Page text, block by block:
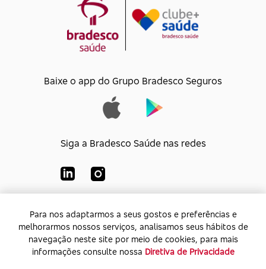
Para nos adaptarmos a seus gostos e preferências e
melhorarmos nossos serviços, analisamos seus hábitos de
navegação neste site por meio de cookies, para mais
informações consulte nossa Diretiva de Privacidade
Baixe o app do Grupo Bradesco Seguros
Siga a Bradesco Saúde nas redes
Bradesco Saúde S/A
CNPJ:92.693.118/0001-60
Endereço:
Av. Rio de Janeiro, 555 - Caju - Rio de
Janeiro - Rio de Janeiro - CEP: 20.931-675
Para nos adaptarmos a seus gostos e preferências e
melhorarmos nossos serviços, analisamos seus hábitos de
navegação neste site por meio de cookies, para mais
informações consulte nossa Diretiva de Privacidade